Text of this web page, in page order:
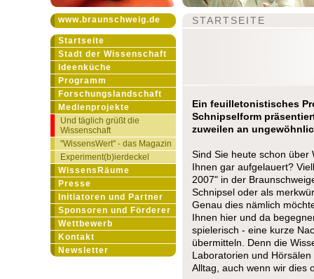
www.braunschweig.de
Startseite
Stadt der Wissenschaft
Ideenküche
Programm
Forschungslandschaft
Medienprojekte
Und täglich grüßt die
Wissenschaft
''WissensWert'' - das Magazin
Experiment(b)ierdeckel
WissensRäume
Presse
Initiatoren und Partner
Sponsoren und Förderer
Wettbewerb
Kontakt
Newsletter
STARTSEITE
Ein feuilletonistisches
Schnipselform
zuweilen an
Sind Sie heute schon über
Ihnen gar aufgelauert?
2007" in der
Schnipsel oder als
Genau dies nämlich
Ihnen hier und da
spielerisch - eine kurze
übermitteln. Denn die
Laboratorien und
Alltag, auch wenn wir dies